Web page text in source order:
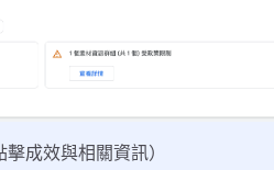
成效與相關資訊）